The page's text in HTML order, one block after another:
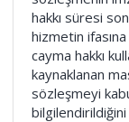
hakkı süresi
hizmetin
cayma hakkı
kaynaklanan
sözleşmeyi